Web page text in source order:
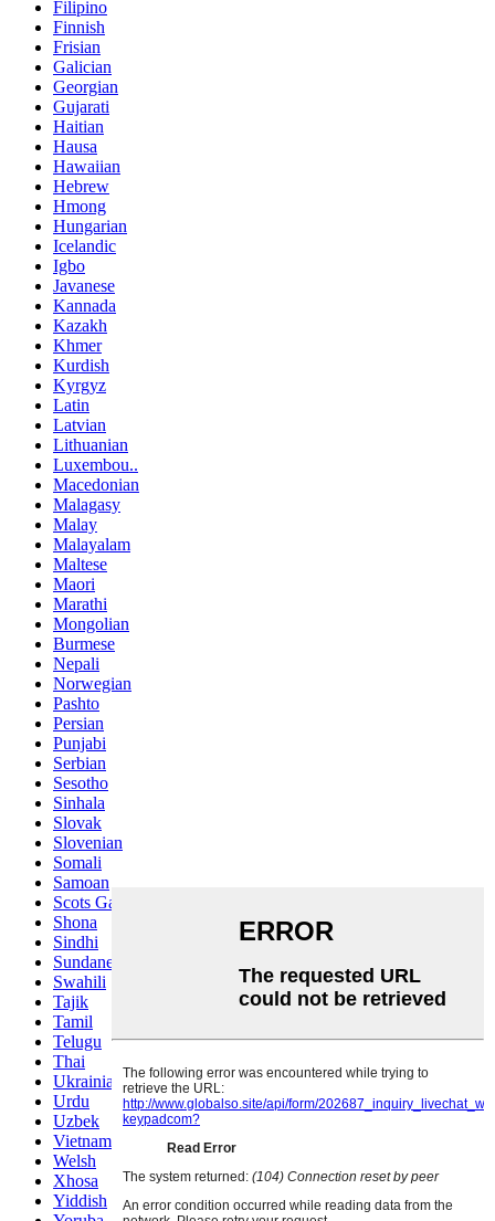
Filipino
Finnish
Frisian
Galician
Georgian
Gujarati
Haitian
Hausa
Hawaiian
Hebrew
Hmong
Hungarian
Icelandic
Igbo
Javanese
Kannada
Kazakh
Khmer
Kurdish
Kyrgyz
Latin
Latvian
Lithuanian
Luxembou..
Macedonian
Malagasy
Malay
Malayalam
Maltese
Maori
Marathi
Mongolian
Burmese
Nepali
Norwegian
Pashto
Persian
Punjabi
Serbian
Sesotho
Sinhala
Slovak
Slovenian
Somali
Samoan
Scots Gaelic
Shona
Sindhi
Sundanese
Swahili
Tajik
Tamil
Telugu
Thai
Ukrainian
Urdu
Uzbek
Vietnamese
Welsh
Xhosa
Yiddish